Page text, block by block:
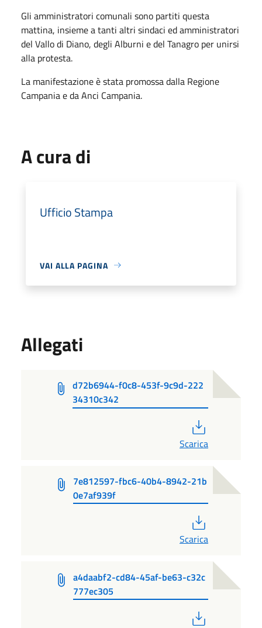
Gli amministratori comunali sono partiti questa
mattina, insieme a tanti altri sindaci ed amministratori
del Vallo di Diano, degli Alburni e del Tanagro per unirsi
alla protesta.
La manifestazione è stata promossa dalla Regione
Campania e da Anci Campania.
A cura di
Ufficio Stampa
VAI ALLA PAGINA
Allegati
d72b6944-f0c8-453f-9c9d-222
34310c342
Scarica
7e812597-fbc6-40b4-8942-21b
0e7af939f
Scarica
a4daabf2-cd84-45af-be63-c32c
777ec305